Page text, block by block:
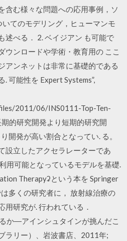
含む様々な問題への応用事例，ソ
てのモデリング，ヒューマンモ
述べる． 2. ベイジアン も可能で
ウンロードや学術・教育用の ここ
アンネットは非常に基礎的である
可能性を Expert Systems”,
2011/06/INS0111-Top-Ten-
的研究開発より短期的研究開
開発が高い割合となってい. る。
設立したアクセラレーターであ
用可能となっているモデルを基礎.
Therapyʡという本を Springer
多くの研究者に， 放射線治療の
研究が. 行われている．
か―アインシュタインが挑んだこ
ラリー）、岩波書店、2011年;